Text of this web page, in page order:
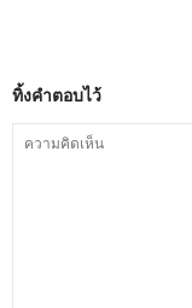
ทิ้งคำตอบไว้